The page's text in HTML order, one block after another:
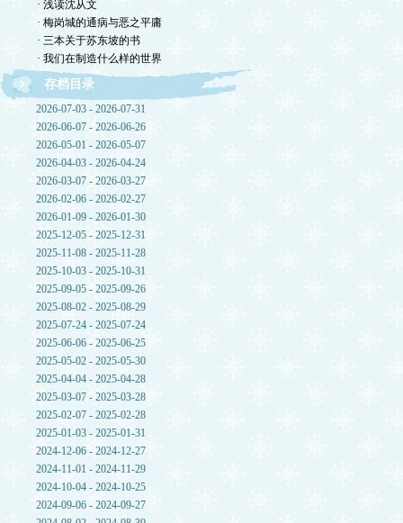
· 浅读沈从文
· 梅岗城的通病与恶之平庸
· 三本关于苏东坡的书
· 我们在制造什么样的世界
存档目录
2026-07-03 - 2026-07-31
2026-06-07 - 2026-06-26
2026-05-01 - 2026-05-07
2026-04-03 - 2026-04-24
2026-03-07 - 2026-03-27
2026-02-06 - 2026-02-27
2026-01-09 - 2026-01-30
2025-12-05 - 2025-12-31
2025-11-08 - 2025-11-28
2025-10-03 - 2025-10-31
2025-09-05 - 2025-09-26
2025-08-02 - 2025-08-29
2025-07-24 - 2025-07-24
2025-06-06 - 2025-06-25
2025-05-02 - 2025-05-30
2025-04-04 - 2025-04-28
2025-03-07 - 2025-03-28
2025-02-07 - 2025-02-28
2025-01-03 - 2025-01-31
2024-12-06 - 2024-12-27
2024-11-01 - 2024-11-29
2024-10-04 - 2024-10-25
2024-09-06 - 2024-09-27